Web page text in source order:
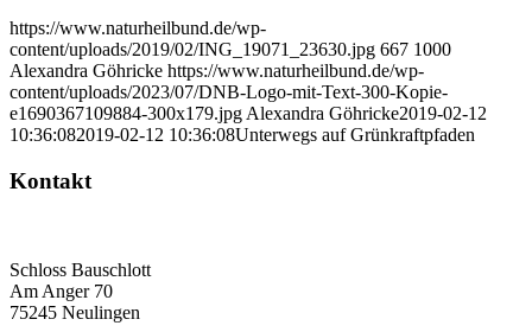
https://www.naturheilbund.de/wp-
content/uploads/2019/02/ING_19071_23630.jpg 667 1000
Alexandra Göhricke https://www.naturheilbund.de/wp-
content/uploads/2023/07/DNB-Logo-mit-Text-300-Kopie-
e1690367109884-300x179.jpg Alexandra Göhricke2019-02-12
10:36:082019-02-12 10:36:08Unterwegs auf Grünkraftpfaden
Kontakt
Schloss Bauschlott
Am Anger 70
75245 Neulingen